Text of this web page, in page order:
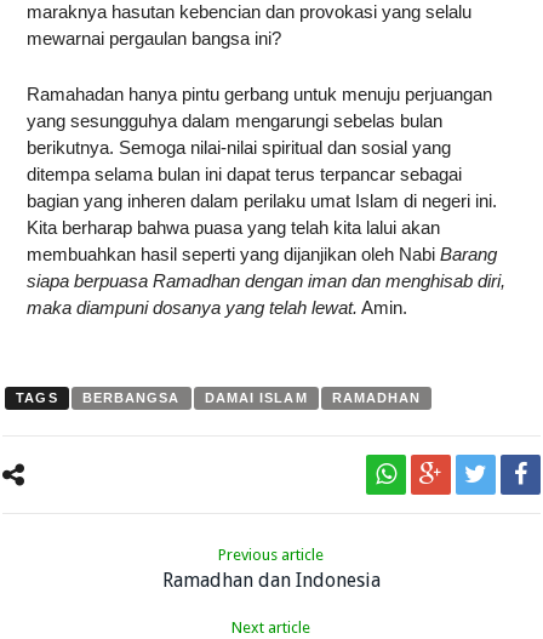
maraknya hasutan kebencian dan provokasi yang selalu
mewarnai pergaulan bangsa ini?
Ramahadan hanya pintu gerbang untuk menuju perjuangan
yang sesungguhya dalam mengarungi sebelas bulan
berikutnya. Semoga nilai-nilai spiritual dan sosial yang
ditempa selama bulan ini dapat terus terpancar sebagai
bagian yang inheren dalam perilaku umat Islam di negeri ini.
Kita berharap bahwa puasa yang telah kita lalui akan
membuahkan hasil seperti yang dijanjikan oleh NabiBarang
siapa berpuasa Ramadhan dengan iman dan menghisab diri,
maka diampuni dosanya yang telah lewat. Amin.
TAGS BERBANGSA DAMAI ISLAM RAMADHAN
Previous article
Ramadhan dan Indonesia
Next article